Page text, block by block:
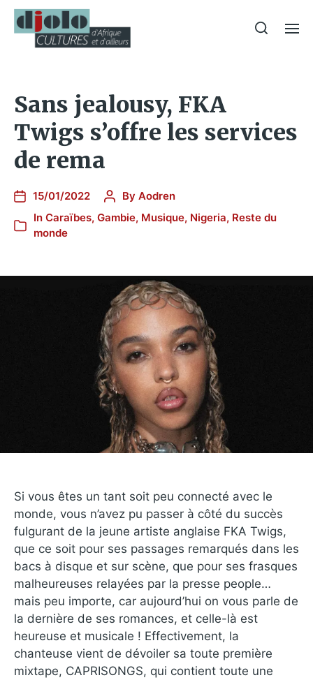
Sans jealousy, FKA
Twigs s’offre les services
de rema
15/01/2022 By Aodren
In Caraïbes, Gambie, Musique, Nigeria, Reste du
monde
Si vous êtes un tant soit peu connecté avec le
monde, vous n’avez pu passer à côté du succès
fulgurant de la jeune artiste anglaise FKA Twigs,
que ce soit pour ses passages remarqués dans les
bacs à disque et sur scène, que pour ses frasques
malheureuses relayées par la presse people…
mais peu importe, car aujourd’hui on vous parle de
la dernière de ses romances, et celle-là est
heureuse et musicale ! Effectivement, la
chanteuse vient de dévoiler sa toute première
mixtape, CAPRISONGS, qui contient toute une